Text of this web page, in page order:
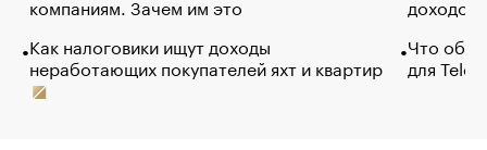
компаниям. Зачем им это
Как налоговики ищут доходы
неработающих покупателей яхт и квартир
доходов
Что
для